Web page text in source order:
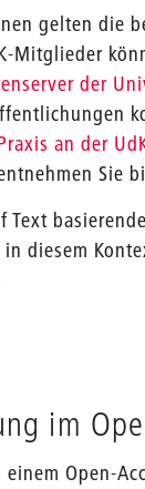
gelten die
Mitglieder
der
an der
Sie
Text
diesem
im
Open-